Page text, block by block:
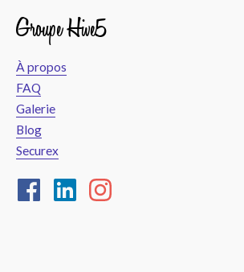
Groupe Hive5
À propos
FAQ
Galerie
Blog
Securex